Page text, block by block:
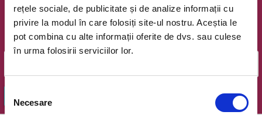
rețele sociale, de publicitate și de analize informații cu
privire la modul în care folosiți site-ul nostru. Aceștia le
pot combina cu alte informații oferite de dvs. sau culese
în urma folosirii serviciilor lor.
consimțământului
Necesare
Oferte exclusive si o editie saptamanala cu cele mai noi
evenimente.
Email